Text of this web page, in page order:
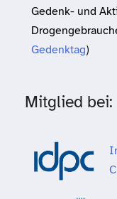
Gedenk- und
Gedenktag)
Mitglied bei: